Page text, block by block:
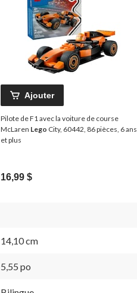
Ajouter
Pilote de F1 avec la voiture de course
McLaren Lego City, 60442, 86 pièces, 6 ans
et plus
16,99 $
14,10 cm
5,55 po